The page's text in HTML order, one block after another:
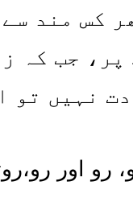
کس مند
جب کہ
نہیں تو
رو اور